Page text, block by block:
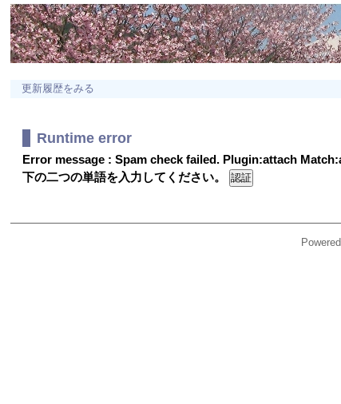
更新履歴をみる
Runtime error
Error message : Spam check failed. Plugin:attach
下の二つの単語を入力してください。